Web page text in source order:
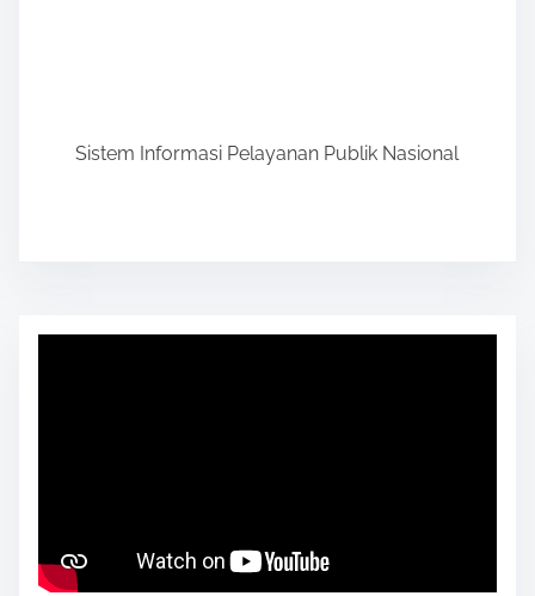
Sistem Informasi Pelayanan Publik Nasional